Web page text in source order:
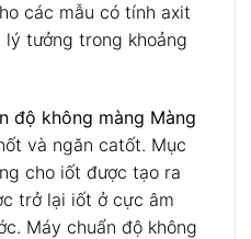
các mẫu có tính axit
tưởng trong khoảng
độ không màng Màng
và ngăn catốt. Mục
cho iốt được tạo ra
trở lại iốt ở cực âm
Máy chuẩn độ không